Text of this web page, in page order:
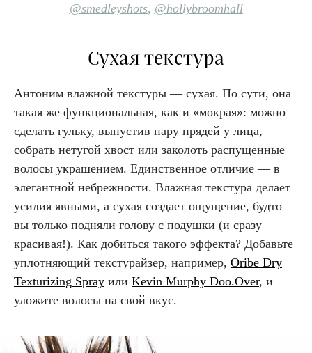
@smedleyshots, @hollybroomhall
Сухая текстура
Антоним влажной текстуры — сухая. По сути, она
такая же функциональная, как и «мокрая»: можно
сделать гульку, выпустив пару прядей у лица,
собрать нетугой хвост или заколоть распущенные
волосы украшением. Единственное отличие — в
элегантной небрежности. Влажная текстура делает
усилия явными, а сухая создает ощущение, будто
вы только подняли голову с подушки (и сразу
красивая!). Как добиться такого эффекта? Добавьте
уплотняющий текстурайзер, например, Oribe Dry
Texturizing Spray или Kevin Murphy Doo.Over, и
уложите волосы на свой вкус.